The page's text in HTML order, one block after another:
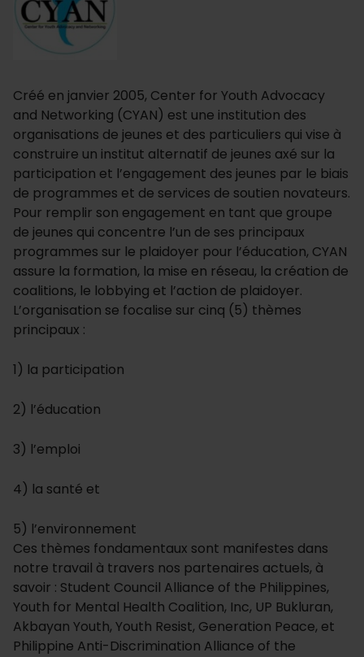
Créé en janvier 2005, Center for Youth Advocacy
and Networking (CYAN) est une institution des
organisations de jeunes et des particuliers qui vise à
construire un institut alternatif de jeunes axé sur la
participation et l’engagement des jeunes par le biais
de programmes et de services de soutien novateurs.
Pour remplir son engagement en tant que groupe
de jeunes qui concentre l’un de ses principaux
programmes sur le plaidoyer pour l’éducation, CYAN
assure la formation, la mise en réseau, la création de
coalitions, le lobbying et l’action de plaidoyer.
L’organisation se focalise sur cinq (5) thèmes
principaux :
1) la participation
2) l’éducation
3) l’emploi
4) la santé et
5) l’environnement
Ces thèmes fondamentaux sont manifestes dans
notre travail à travers nos partenaires actuels, à
savoir : Student Council Alliance of the Philippines,
Youth for Mental Health Coalition, Inc, UP Bukluran,
Akbayan Youth, Youth Resist, Generation Peace, et
Philippine Anti-Discrimination Alliance of the